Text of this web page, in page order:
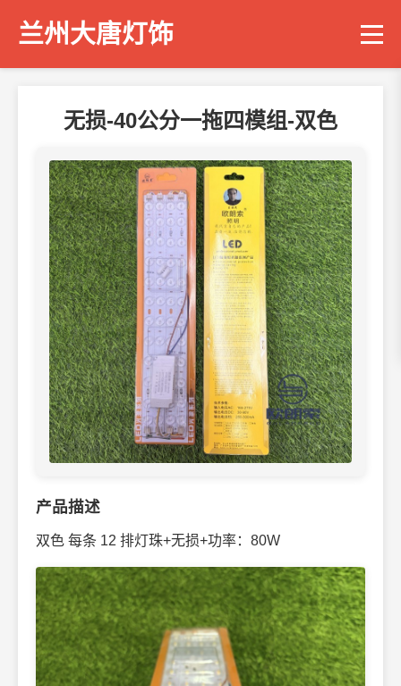
兰州大唐灯饰
无损-40公分一拖四模组-双色
产品描述
双色 每条 12 排灯珠+无损+功率：80W